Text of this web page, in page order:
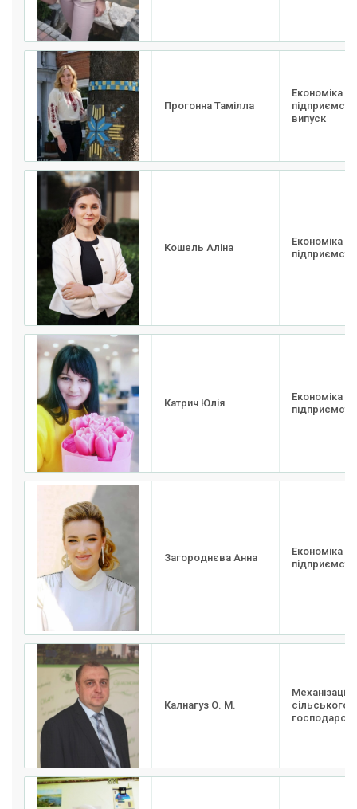
Прогонна Тамілла
Економіка
випуск
Кошель Аліна
Економіка
Катрич Юлія
Економіка
Загороднєва Анна
Економіка
Калнагуз О. М.
Механізація
сільського